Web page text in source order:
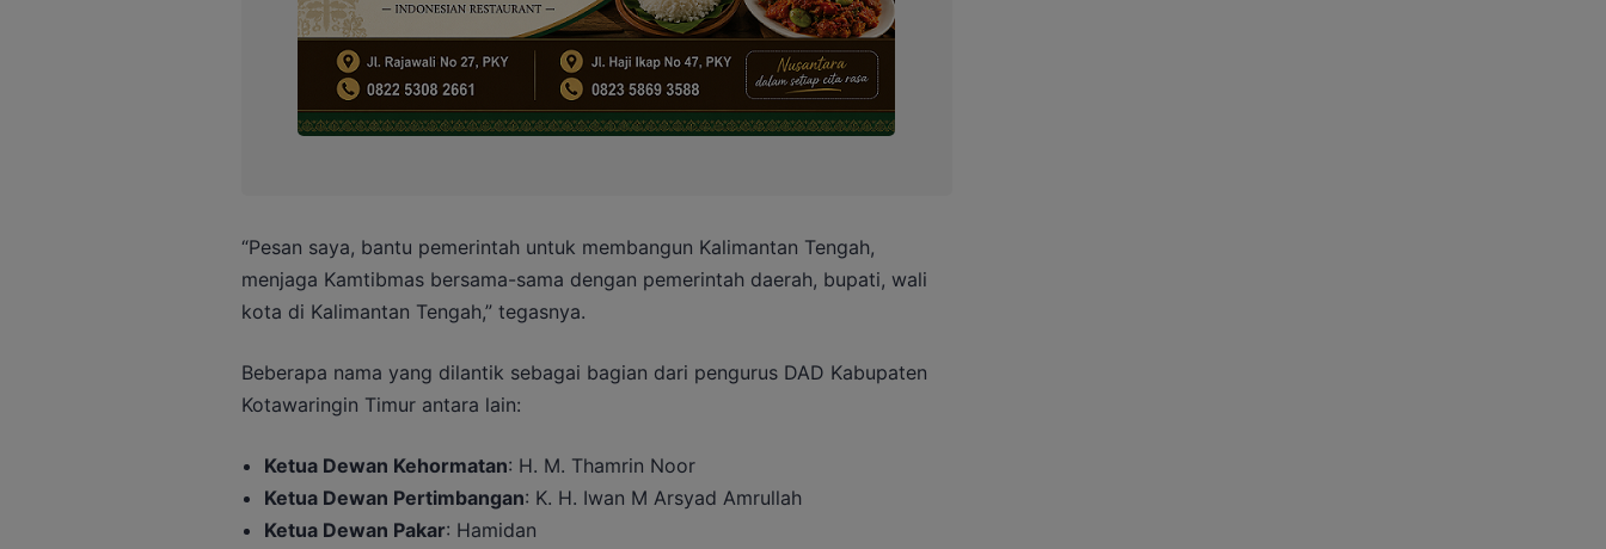
“Pesan saya, bantu pemerintah untuk membangun Kalimantan Tengah,
menjaga Kamtibmas bersama-sama dengan pemerintah daerah, bupati, wali
kota di Kalimantan Tengah,” tegasnya.
Beberapa nama yang dilantik sebagai bagian dari pengurus DAD Kabupaten
Kotawaringin Timur antara lain:
Ketua Dewan Kehormatan: H. M. Thamrin Noor
Ketua Dewan Pertimbangan: K. H. Iwan M Arsyad Amrullah
Ketua Dewan Pakar: Hamidan